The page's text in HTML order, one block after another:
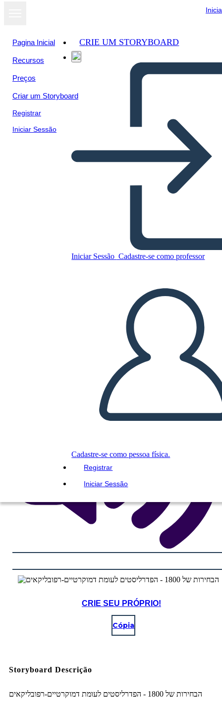
Pagina Inicial
Recursos
Preços
Criar um Storyboard
Registrar
Iniciar Sessão
CRIE UM STORYBOARD
Iniciar Sessão Cadastre-se como professor
Cadastre-se como pessoa física.
Registrar
Iniciar Sessão
לעומת דמוקרטיים-רפובליקאים
Copie este storyboard
CRIAR UM STORYBOARD
REPRODUZIR APRESENTAÇÃO DE SLIDES
LEIA PRA MIM
CRIE SEU PRÓPRIO!
Cópia
Storyboard Descrição
הבחירות של 1800 - הפדרליסטים לעומת דמוקרטיים-רפובליקאים